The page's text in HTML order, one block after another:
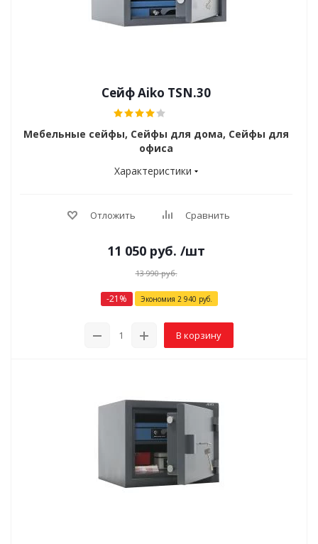
Сейф Aiko TSN.30
Мебельные сейфы, Сейфы для дома, Сейфы для
офиса
Характеристики
Отложить Сравнить
11 050 руб. /шт
13 990руб.
-21 % Экономия 2 940 руб.
В корзину